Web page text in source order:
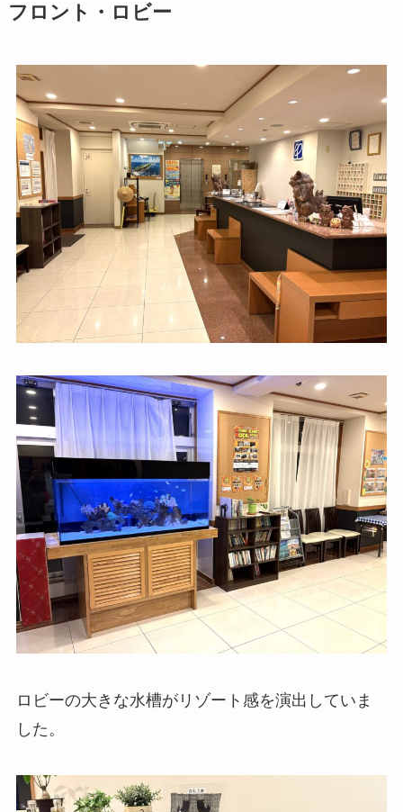
フロント・ロビー
ロビーの大きな水槽がリゾート感を演出していま
した。